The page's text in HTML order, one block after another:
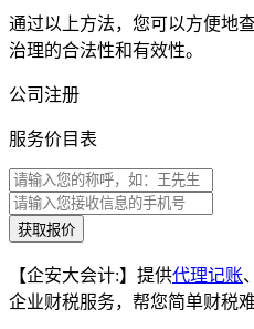
通过以上方法，您可以方便地
治理的合法性和有效性。
公司注册
服务价目表
获取报价
【企安大会计:】提供代理记账
企业财税服务，帮您简单财税难